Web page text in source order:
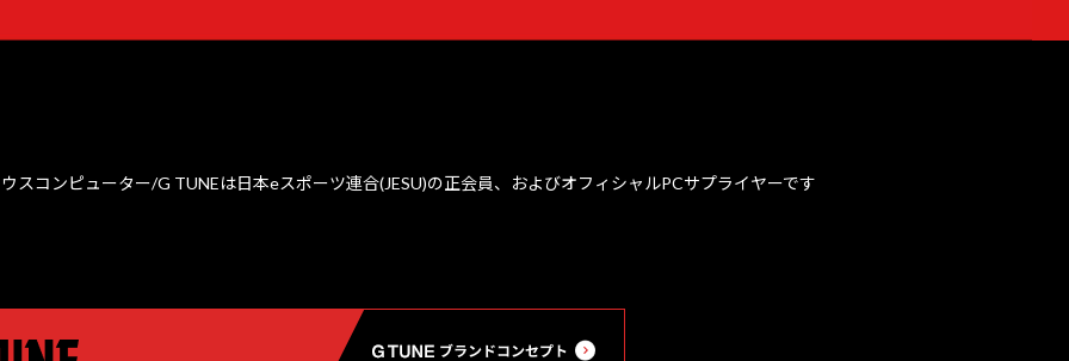
スコンピューター/G TUNEは日本eスポーツ連合(JESU)の正会員、およびオフィシャルPCサプライヤーです